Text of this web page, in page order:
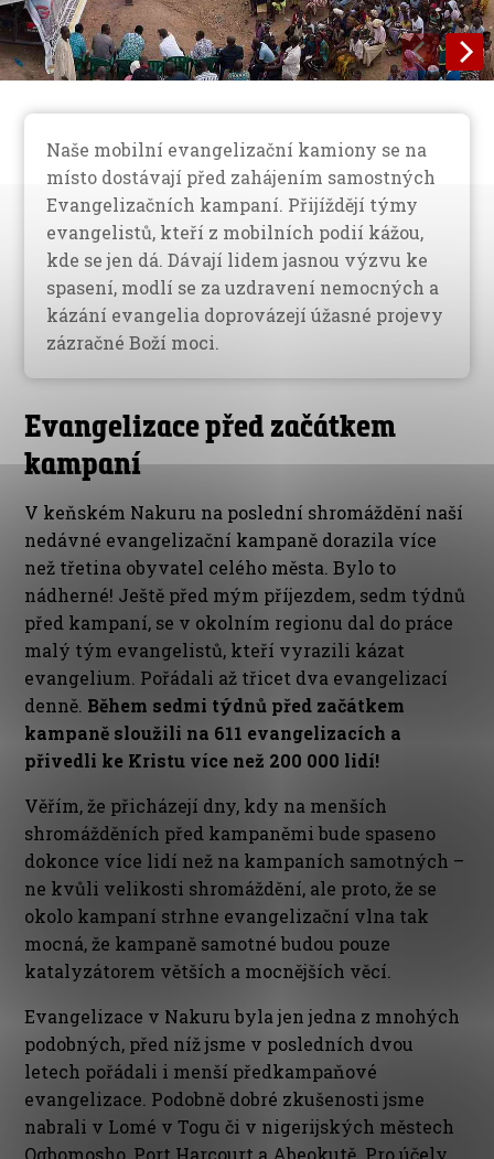
Naše mobilní evangelizační kamiony se na
místo dostávají před zahájením samostných
Evangelizačních kampaní. Přijíždějí týmy
evangelistů, kteří z mobilních podií kážou,
kde se jen dá. Dávají lidem jasnou výzvu ke
spasení, modlí se za uzdravení nemocných a
kázání evangelia doprovázejí úžasné projevy
zázračné Boží moci.
Evangelizace před začátkem
kampaní
V keňském Nakuru na poslední shromáždění naší
nedávné evangelizační kampaně dorazila více
než třetina obyvatel celého města. Bylo to
nádherné! Ještě před mým příjezdem, sedm týdnů
před kampaní, se v okolním regionu dal do práce
malý tým evangelistů, kteří vyrazili kázat
evangelium. Pořádali až třicet dva evangelizací
denně. Během sedmi týdnů před začátkem
kampaně sloužili na 611 evangelizacích a
přivedli ke Kristu více než 200 000 lidí!
Věřím, že přicházejí dny, kdy na menších
shromážděních před kampaněmi bude spaseno
dokonce více lidí než na kampaních samotných –
ne kvůli velikosti shromáždění, ale proto, že se
okolo kampaní strhne evangelizační vlna tak
mocná, že kampaně samotné budou pouze
katalyzátorem větších a mocnějších věcí.
Evangelizace v Nakuru byla jen jedna z mnohých
podobných, před níž jsme v posledních dvou
letech pořádali i menší předkampaňové
evangelizace. Podobně dobré zkušenosti jsme
nabrali v Lomé v Togu či v nigerijských městech
Ogbomosho, Port Harcourt a Abeokutě. Pro účely